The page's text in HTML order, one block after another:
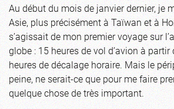
Au début du mois de janvier dernier, je
Asie, plus précisément à Taïwan et à
s’agissait de mon premier voyage sur
globe : 15 heures de vol d’avion à partir
heures de décalage horaire. Mais le
peine, ne serait-ce que pour me faire
quelque chose de très important.